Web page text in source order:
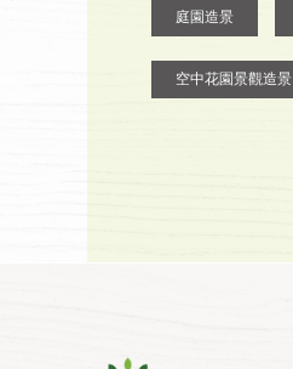
庭園造景
空中花園景觀造景